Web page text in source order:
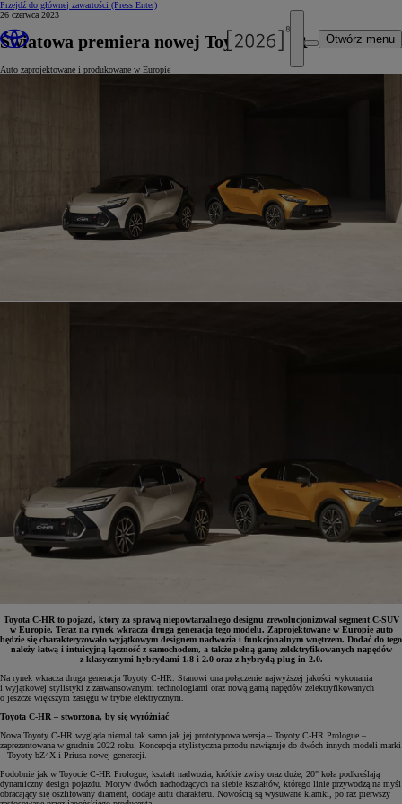
Przejdź do głównej zawartości (Press Enter)
Otwórz menu
26 czerwca 2023
Światowa premiera nowej Toyoty C-HR
Auto zaprojektowane i produkowane w Europie
Toyota C-HR to pojazd, który za sprawą niepowtarzalnego designu zrewolucjonizował segment C-SUV
w Europie. Teraz na rynek wkracza druga generacja tego modelu. Zaprojektowane w Europie auto
będzie się charakteryzowało wyjątkowym designem nadwozia i funkcjonalnym wnętrzem. Dodać do tego
należy łatwą i intuicyjną łączność z samochodem, a także pełną gamę zelektryfikowanych napędów
z klasycznymi hybrydami 1.8 i 2.0 oraz z hybrydą plug-in 2.0.
Na rynek wkracza druga generacja Toyoty C-HR. Stanowi ona połączenie najwyższej jakości wykonania
i wyjątkowej stylistyki z zaawansowanymi technologiami oraz nową gamą napędów zelektryfikowanych
o jeszcze większym zasięgu w trybie elektrycznym.
Toyota C-HR – stworzona, by się wyróżniać
Nowa Toyoty C-HR wygląda niemal tak samo jak jej prototypowa wersja – Toyoty C-HR Prologue –
zaprezentowana w grudniu 2022 roku. Koncepcja stylistyczna przodu nawiązuje do dwóch innych modeli marki
– Toyoty bZ4X i Priusa nowej generacji.
Podobnie jak w Toyocie C-HR Prologue, kształt nadwozia, krótkie zwisy oraz duże, 20" koła podkreślają
dynamiczny design pojazdu. Motyw dwóch nachodzących na siebie kształtów, którego linie przywodzą na myśl
obracający się oszlifowany diament, dodaje autu charakteru. Nowością są wysuwane klamki, po raz pierwszy